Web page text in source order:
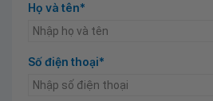
Họ và tên*
Số điện thoại*